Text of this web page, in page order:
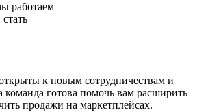
работаем
к новым сотрудничествам и
команда готова помочь вам расширить
продажи на маркетплейсах.